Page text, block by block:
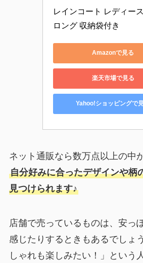
レインコート レディー
ロング 収納袋付き
Amazonで見る
楽天市場で見る
Yahoo!ショッピングで
ネット通販なら数万点以上の中
自分好みに合ったデザインや柄
見つけられます♪
店舗で売っているものは、安っ
感じたりするときもあるでしょ
しゃれも楽しみたい！」という